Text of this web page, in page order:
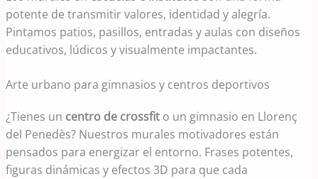
potente de transmitir valores, identidad y alegría.
Pintamos patios, pasillos, entradas y aulas con diseños
educativos, lúdicos y visualmente impactantes.
Arte urbano para gimnasios y centros deportivos
¿Tienes un centro de crossfit o un gimnasio en Llorenç
del Penedès? Nuestros murales motivadores están
pensados para energizar el entorno. Frases potentes,
figuras dinámicas y efectos 3D para que cada